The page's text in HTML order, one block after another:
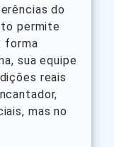
do
permite
forma
sua equipe
reais
mas no